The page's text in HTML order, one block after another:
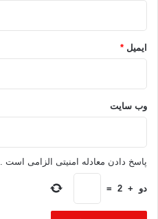
ایمیل *
وب‌ سایت
پاسخ دادن معادله امنیتی الزامی است .
دو +
2
=